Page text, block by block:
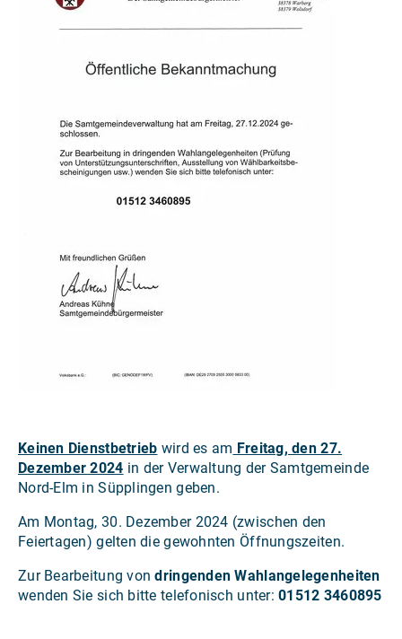
Keinen Dienstbetrieb wird es am Freitag, den 27.
Dezember 2024 in der Verwaltung der Samtgemeinde
Nord-Elm in Süpplingen geben.
Am Montag, 30. Dezember 2024 (zwischen den
Feiertagen) gelten die gewohnten Öffnungszeiten.
Zur Bearbeitung vondringenden Wahlangelegenheiten
wenden Sie sich bitte telefonisch unter:01512 3460895